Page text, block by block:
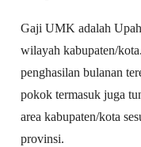
Gaji UMK adalah
wilayah kabupaten/
penghasilan bulanan
pokok termasuk juga
area kabupaten/kota
provinsi.